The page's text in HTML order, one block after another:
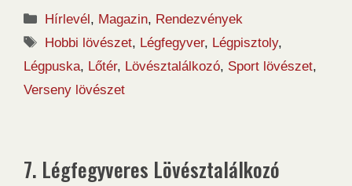
Kategória
Hírlevél , Magazin, Rendezvények
Címkék
Hobbi lövészet, Légfegyver, Légpisztoly,
Légpuska, Lőtér, Lövésztalálkozó, Sport lövészet,
Verseny lövészet
7. Légfegyveres Lövésztalálkozó